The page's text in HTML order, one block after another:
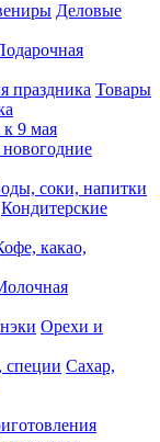
Деловые
Товары
9 мая
соки, напитки
Кондитерские
какао,
Орехи и
Сахар,